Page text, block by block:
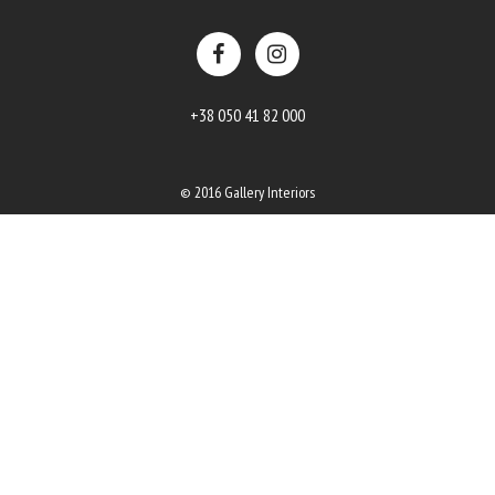
+38 050 41 82 000
© 2016 Gallery Interiors